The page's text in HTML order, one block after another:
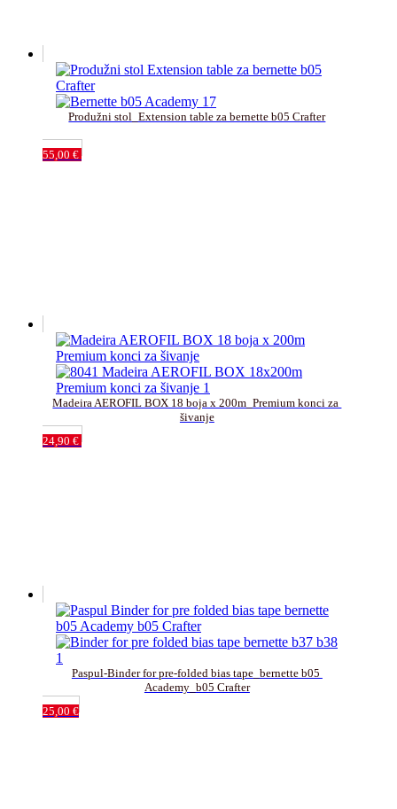
Produžni stol_Extension table za bernette b05 Crafter
55,00 €
Madeira AEROFIL BOX 18 boja x 200m_Premium konci za
šivanje
24,90 €
Paspul-Binder for pre-folded bias tape_bernette b05
Academy_b05 Crafter
25,00 €